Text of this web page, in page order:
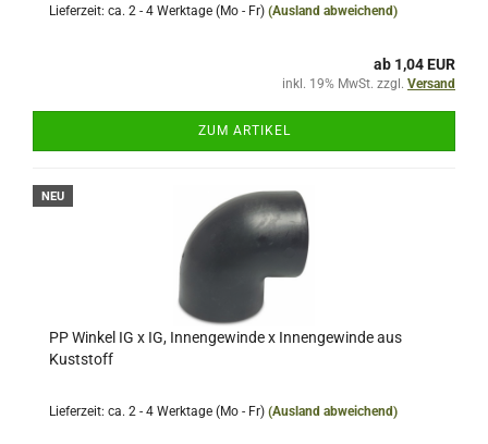
Lieferzeit: ca. 2 - 4 Werktage (Mo - Fr) (Ausland abweichend)
ab 1,04 EUR
inkl. 19% MwSt. zzgl. Versand
ZUM ARTIKEL
NEU
PP Winkel IG x IG, Innengewinde x Innengewinde aus
Kuststoff
Lieferzeit: ca. 2 - 4 Werktage (Mo - Fr) (Ausland abweichend)